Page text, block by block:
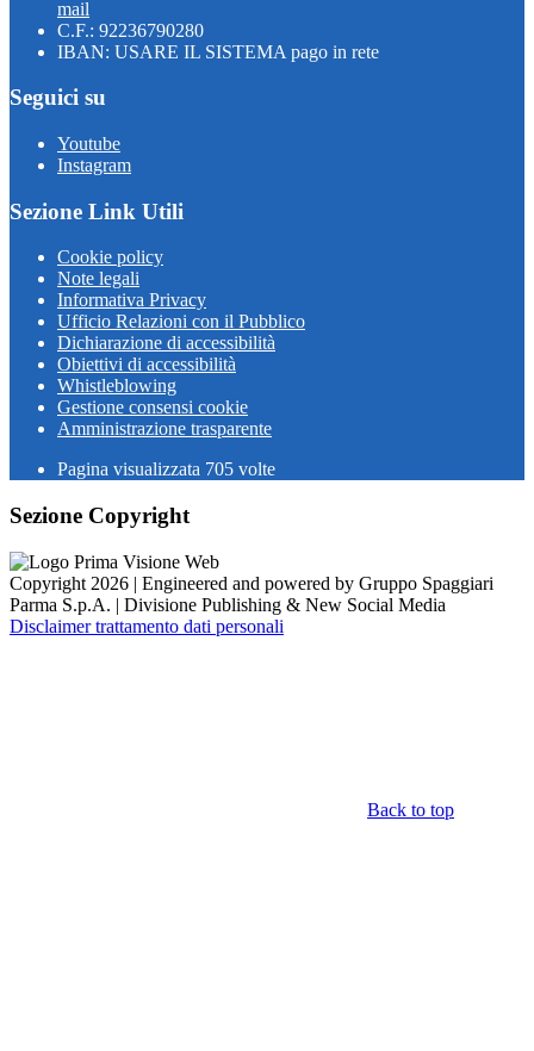
mail
C.F.: 92236790280
IBAN: USARE IL SISTEMA pago in rete
Seguici su
Youtube
Instagram
Sezione Link Utili
Cookie policy
Note legali
Informativa Privacy
Ufficio Relazioni con il Pubblico
Dichiarazione di accessibilità
Obiettivi di accessibilità
Whistleblowing
Gestione consensi cookie
Amministrazione trasparente
Pagina visualizzata 705 volte
Sezione Copyright
Copyright 2026 | Engineered and powered by Gruppo Spaggiari
Parma S.p.A. | Divisione Publishing & New Social Media
Disclaimer trattamento dati personali
Back to top